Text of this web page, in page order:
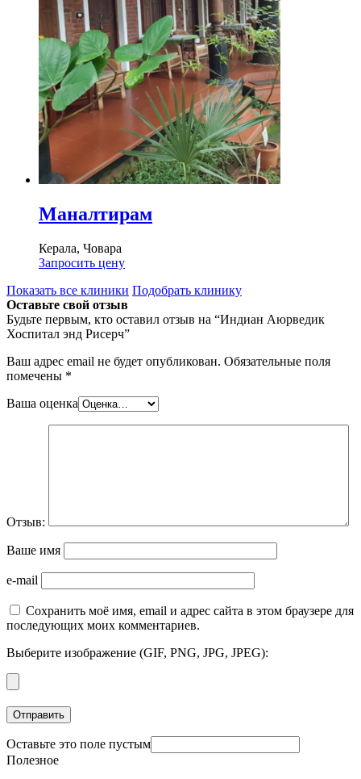
Маналтирам
Керала, Човара
Запросить цену
Показать все клиники Подобрать клинику
Оставьте свой отзыв
Будьте первым, кто оставил отзыв на “Индиан Аюрведик
Хоспитал энд Рисерч”
Ваш адрес email не будет опубликован. Обязательные поля
помечены *
Ваша оценка
Отзыв:
Ваше имя
e-mail
Сохранить моё имя, email и адрес сайта в этом браузере для
последующих моих комментариев.
Выберите изображение (GIF, PNG, JPG, JPEG):
Оставьте это поле пустым
Полезное